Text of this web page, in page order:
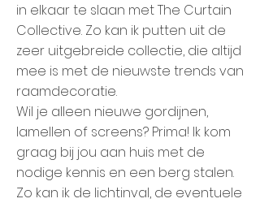
in elkaar te slaan met The Curtain
Collective. Zo kan ik putten uit de
zeer uitgebreide collectie, die altijd
mee is met de nieuwste trends van
raamdecoratie.
Wil je alleen nieuwe gordijnen,
lamellen of screens? Prima! Ik kom
graag bij jou aan huis met de
nodige kennis en een berg stalen.
Zo kan ik de lichtinval, de eventuele